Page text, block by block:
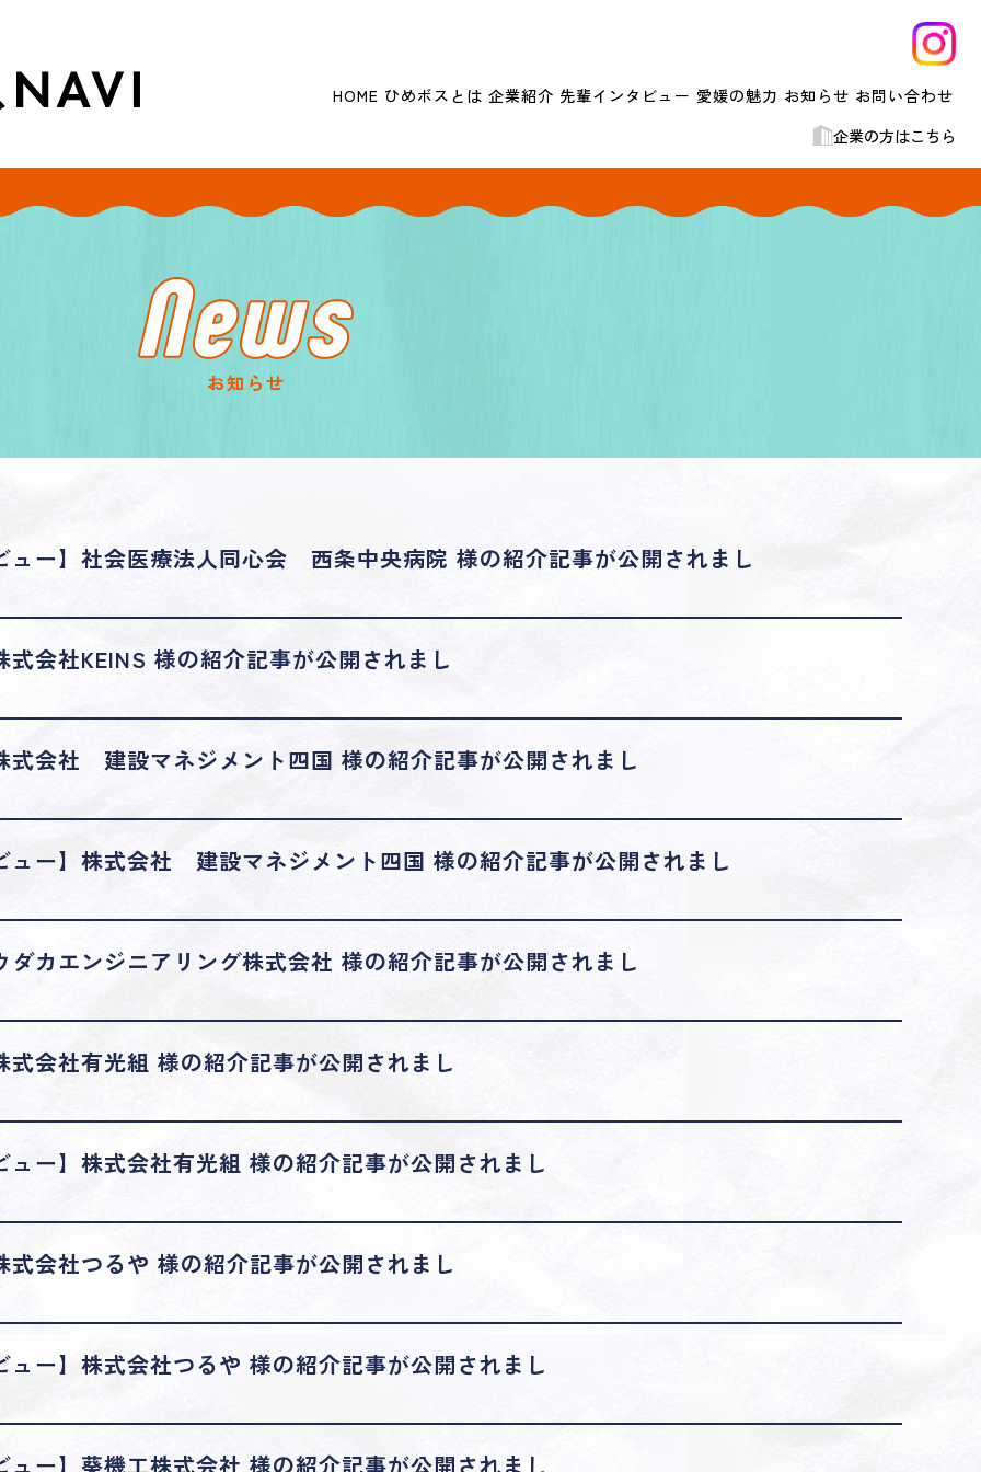
HOME ひめボスとは 企業紹介 先輩インタビュー 愛媛の魅力 お知らせ お問い合わせ
企業の方はこちら
お知らせ
ュー】社会医療法人同心会 西条中央病院 様の紹介記事が公開されまし
式会社KEINS 様の紹介記事が公開されまし
式会社 建設マネジメント四国 様の紹介記事が公開されまし
ュー】株式会社 建設マネジメント四国 様の紹介記事が公開されまし
ダカエンジニアリング株式会社 様の紹介記事が公開されまし
式会社有光組 様の紹介記事が公開されまし
ュー】株式会社有光組 様の紹介記事が公開されまし
式会社つるや 様の紹介記事が公開されまし
ュー】株式会社つるや 様の紹介記事が公開されまし
ュー】葵機工株式会社 様の紹介記事が公開されまし